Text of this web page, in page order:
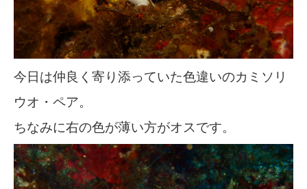
今日は仲良く寄り添っていた色違いのカミソリ
ウオ・ペア。
ちなみに右の色が薄い方がオスです。